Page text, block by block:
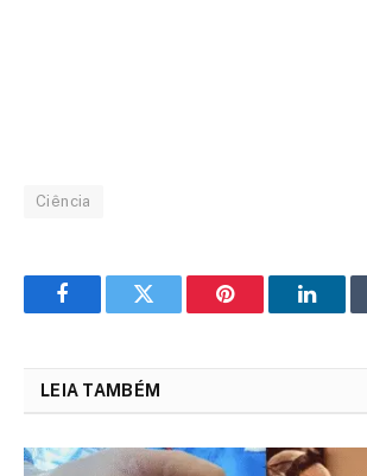
Ciência
FacebookTwitter Pinterest
LEIA TAMBÉM